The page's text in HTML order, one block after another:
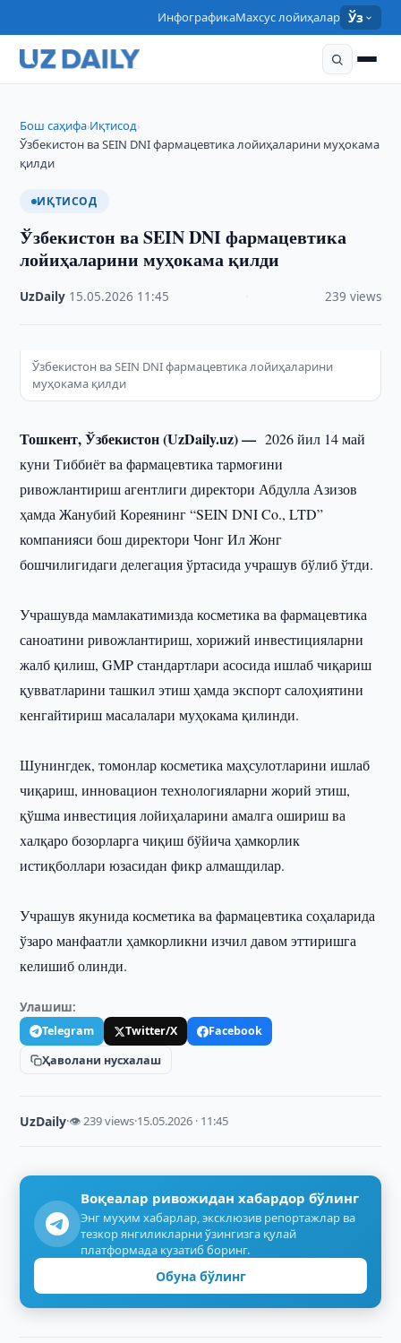
ИнфографикаМахсус лойиҳалар Ўз
Бош саҳифа›Иқтисод›
Ўзбекистон ва SEIN DNI фармацевтика лойиҳаларини муҳокама
қилди
ИҚТИСОД
Ўзбекистон ва SEIN DNI фармацевтика
лойиҳаларини муҳокама қилди
UzDaily 15.05.2026 11:45 239 views
Ўзбекистон ва SEIN DNI фармацевтика лойиҳаларини
муҳокама қилди
Тошкент, Ўзбекистон (UzDaily.uz) —2026 йил 14 май
куни Тиббиёт ва фармацевтика тармоғини
ривожлантириш агентлиги директори Абдулла Азизов
ҳамда Жанубий Кореянинг “SEIN DNI Co., LTD”
компанияси бош директори Чонг Ил Жонг
бошчилигидаги делегация ўртасида учрашув бўлиб ўтди.
Учрашувда мамлакатимизда косметика ва фармацевтика
саноатини ривожлантириш, хорижий инвестицияларни
жалб қилиш, GMP стандартлари асосида ишлаб чиқариш
қувватларини ташкил этиш ҳамда экспорт салоҳиятини
кенгайтириш масалалари муҳокама қилинди.
Шунингдек, томонлар косметика маҳсулотларини ишлаб
чиқариш, инновацион технологияларни жорий этиш,
қўшма инвестиция лойиҳаларини амалга ошириш ва
халқаро бозорларга чиқиш бўйича ҳамкорлик
истиқболлари юзасидан фикр алмашдилар.
Учрашув якунида косметика ва фармацевтика соҳаларида
ўзаро манфаатли ҳамкорликни изчил давом эттиришга
келишиб олинди.
Улашиш:
Telegram Twitter/X
Facebook
Ҳаволани нусхалаш
UzDaily·👁 239 views·15.05.2026 · 11:45
Воқеалар ривожидан хабардор бўлинг
Энг муҳим хабарлар, эксклюзив репортажлар ва
тезкор янгиликларни ўзингизга қулай
платформада кузатиб боринг.
Обуна бўлинг